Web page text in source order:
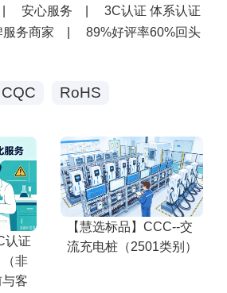
安心服务
3C认证 体系认证
务商家
89%好评率60%回头
CQC RoHS
认证
非
客
【慧选标品】CCC--交
流充电桩（2501类别）